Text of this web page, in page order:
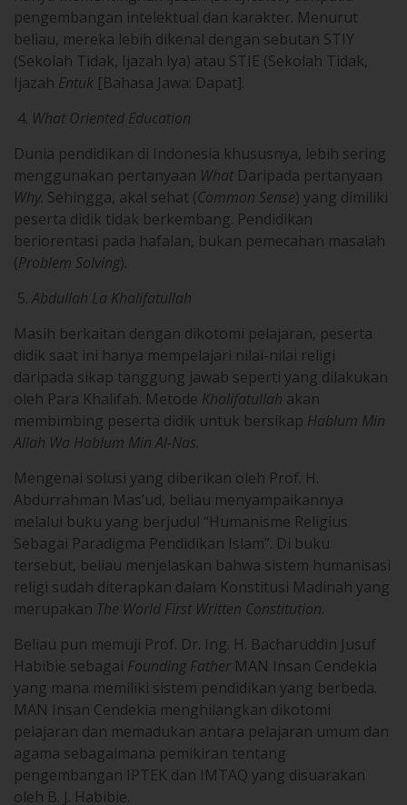
pengembangan intelektual dan karakter. Menurut
beliau, mereka lebih dikenal dengan sebutan STIY
(Sekolah Tidak, Ijazah Iya) atau STIE (Sekolah Tidak,
Ijazah Entuk [Bahasa Jawa: Dapat].
What Oriented Education
Dunia pendidikan di Indonesia khususnya, lebih sering
menggunakan pertanyaan What Daripada pertanyaan
Why. Sehingga, akal sehat (Common Sense) yang dimiliki
peserta didik tidak berkembang. Pendidikan
beriorentasi pada hafalan, bukan pemecahan masalah
(Problem Solving).
Abdullah La Khalifatullah
Masih berkaitan dengan dikotomi pelajaran, peserta
didik saat ini hanya mempelajari nilai-nilai religi
daripada sikap tanggung jawab seperti yang dilakukan
oleh Para Khalifah. Metode Khalifatullah akan
membimbing peserta didik untuk bersikap Hablum Min
Allah Wa Hablum Min Al-Nas.
Mengenai solusi yang diberikan oleh Prof. H.
Abdurrahman Mas’ud, beliau menyampaikannya
melalui buku yang berjudul “Humanisme Religius
Sebagai Paradigma Pendidikan Islam”. Di buku
tersebut, beliau menjelaskan bahwa sistem humanisasi
religi sudah diterapkan dalam Konstitusi Madinah yang
merupakan The World First Written Constitution.
Beliau pun memuji Prof. Dr. Ing. H. Bacharuddin Jusuf
Habibie sebagai Founding Father MAN Insan Cendekia
yang mana memiliki sistem pendidikan yang berbeda.
MAN Insan Cendekia menghilangkan dikotomi
pelajaran dan memadukan antara pelajaran umum dan
agama sebagaimana pemikiran tentang
pengembangan IPTEK dan IMTAQ yang disuarakan
oleh B. J. Habibie.